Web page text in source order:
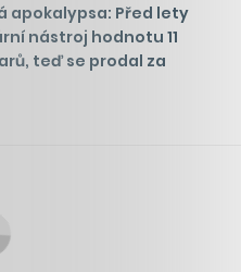
apokalypsa: Před lety
nástroj hodnotu 11
teď se prodal za